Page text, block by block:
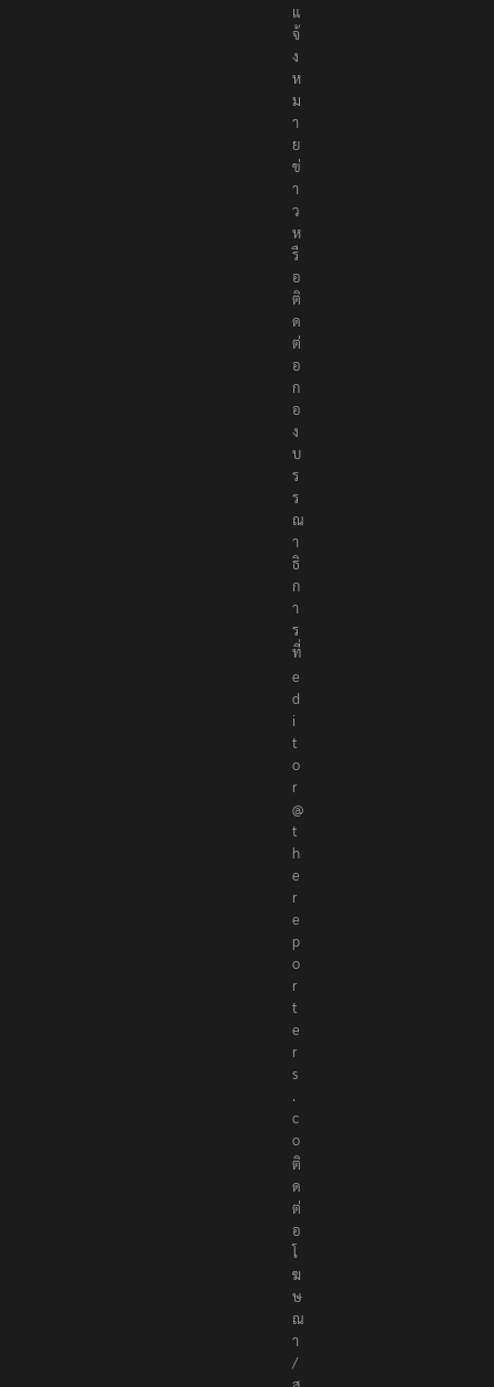
แ
จ้
ง
ห
ม
า
ย
ข่
า
ว
ห
รื
อ
ติ
ด
ต่
อ
ก
อ
ง
บ
ร
ร
ณ
า
ธิ
ก
า
ร
ที่
e
d
i
t
o
r
@
t
h
e
r
e
p
o
r
t
e
r
s
.
c
o
ติ
ด
ต่
อ
โ
ฆ
ษ
ณ
า
/